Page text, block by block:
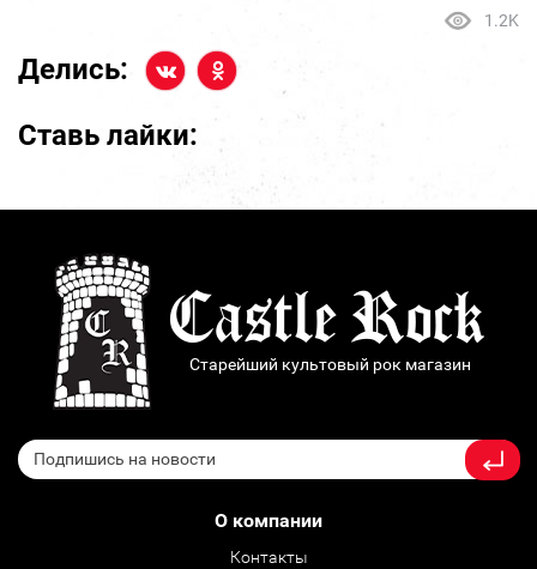
1.2K
Делись:
Ставь лайки:
Старейший культовый рок магазин
О компании
Контакты